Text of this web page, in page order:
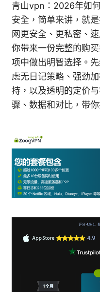
青山vpn：2026年如
安全，简单来讲，就
网更安全、更私密、
你带来一份完整的购
项中做出明智选择。
虑无日记策略、强劲
持，以及透明的定价
骤、数据和对比，带